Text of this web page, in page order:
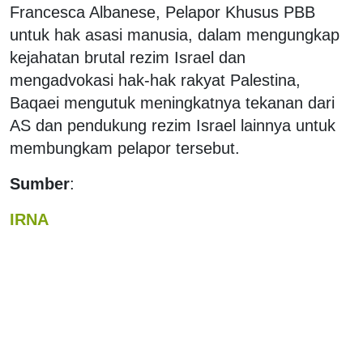
Francesca Albanese, Pelapor Khusus PBB
untuk hak asasi manusia, dalam mengungkap
kejahatan brutal rezim Israel dan
mengadvokasi hak-hak rakyat Palestina,
Baqaei mengutuk meningkatnya tekanan dari
AS dan pendukung rezim Israel lainnya untuk
membungkam pelapor tersebut.
Sumber:
IRNA